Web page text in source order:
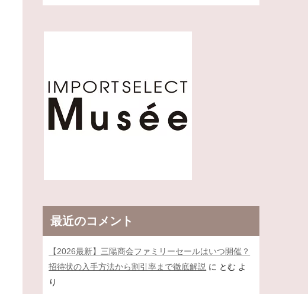
最近のコメント
【2026最新】三陽商会ファミリーセールはいつ開催？
招待状の入手方法から割引率まで徹底解説 に とむ よ
り